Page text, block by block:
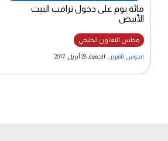
مائة يوم على دخول ترامب البيت
الأبيض
مجلس التعاون الخليجي
انجوس تافيرنر الجمعة, 28 أبريل, 2017